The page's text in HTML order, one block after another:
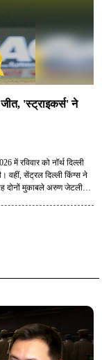
'स्ट्राइकर्स' ने
में रविवार को नॉर्थ दिल्ली
वहीं, सेंट्रल दिल्ली किंग्स ने
दोनों मुकाबले अरुण जेटली